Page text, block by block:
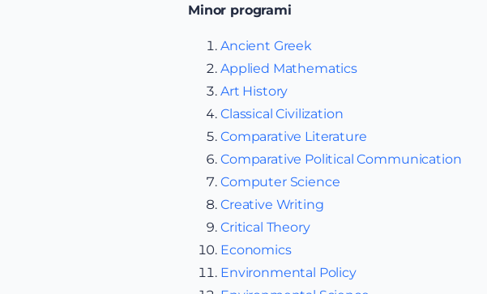
Minor programi
Ancient Greek
Applied Mathematics
Art History
Classical Civilization
Comparative Literature
Comparative Political Communication
Computer Science
Creative Writing
Critical Theory
Economics
Environmental Policy